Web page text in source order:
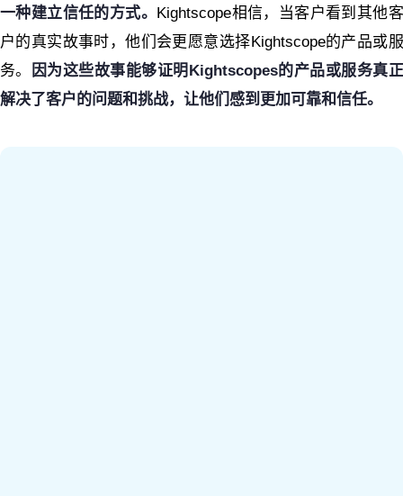
一种建立信任的方式。 Kightscope相信，当客户看到其他客
户的真实故事时，他们会更愿意选择Kightscope的产品或服
务。
因为这些故事能够证明Kightscopes的产品或服务真正
解决了客户的问题和挑战，让他们感到更加可靠和信任。